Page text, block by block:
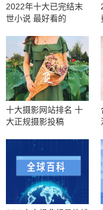
2022年十大已完结末
世小说 最好看的
十大摄影网站排名 十
大正规摄影投稿